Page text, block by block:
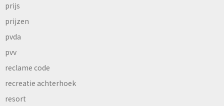
prijs
prijzen
pvda
pvv
reclame code
recreatie achterhoek
resort